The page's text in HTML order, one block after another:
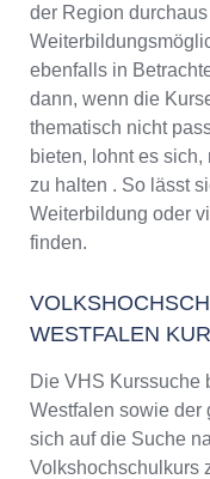
der Region
ebenfalls in
dann, wenn die
thematisch nicht
bieten, lohnt es
zu halten . So lässt
Weiterbildung oder
finden.
WESTFALEN
Die VHS Kurssuche
Westfalen sowie der
sich auf die Suche
Volkshochschulkurs